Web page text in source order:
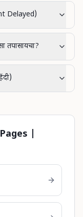
Delayed)
|